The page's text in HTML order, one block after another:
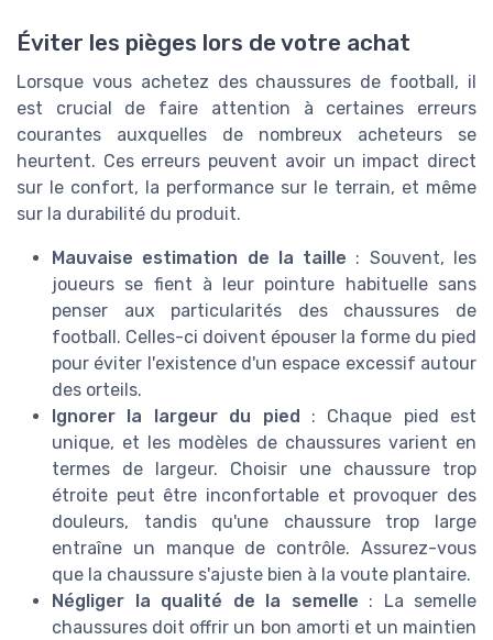
Éviter les pièges lors de votre achat
Lorsque vous achetez des chaussures de football, il
est crucial de faire attention à certaines erreurs
courantes auxquelles de nombreux acheteurs se
heurtent. Ces erreurs peuvent avoir un impact direct
sur le confort, la performance sur le terrain, et même
sur la durabilité du produit.
Mauvaise estimation de la taille : Souvent, les
joueurs se fient à leur pointure habituelle sans
penser aux particularités des chaussures de
football. Celles-ci doivent épouser la forme du pied
pour éviter l'existence d'un espace excessif autour
des orteils.
Ignorer la largeur du pied : Chaque pied est
unique, et les modèles de chaussures varient en
termes de largeur. Choisir une chaussure trop
étroite peut être inconfortable et provoquer des
douleurs, tandis qu'une chaussure trop large
entraîne un manque de contrôle. Assurez-vous
que la chaussure s'ajuste bien à la voute plantaire.
Négliger la qualité de la semelle : La semelle
chaussures doit offrir un bon amorti et un maintien